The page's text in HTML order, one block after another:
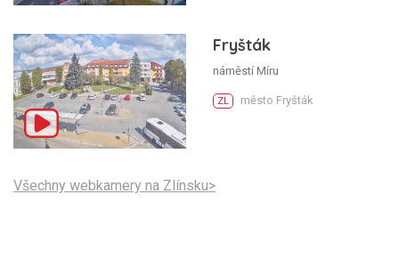
Fryšták
náměstí Míru
ZL město Fryšták
Všechny webkamery na Zlínsku>